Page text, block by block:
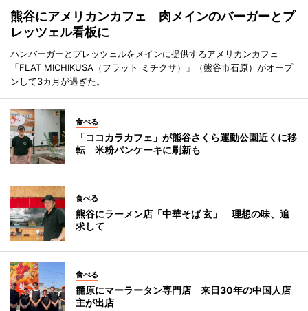
熊谷にアメリカンカフェ 肉メインのバーガーとプ
レッツェル看板に
ハンバーガーとプレッツェルをメインに提供するアメリカンカフェ
「FLAT MICHIKUSA（フラット ミチクサ）」（熊谷市石原）がオープ
ンして3カ月が過ぎた。
食べる
「ココカラカフェ」が熊谷さくら運動公園近くに移
転 米粉パンケーキに刷新も
食べる
熊谷にラーメン店「中華そば 玄」 理想の味、追
求して
食べる
籠原にマーラータン専門店 来日30年の中国人店
主が出店